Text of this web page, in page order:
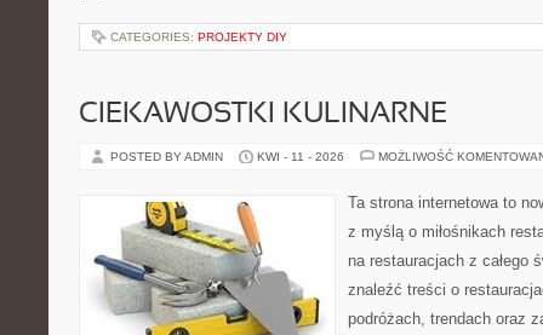
CATEGORIES: PROJEKTY DIY
CIEKAWOSTKI KULINARNE
POSTED BY ADMIN KWI - 11 - 2026 MOŻLIWOŚĆ
Ta strona internetowa to
z myślą o miłośnikach
na restauracjach z całego
znaleźć treści o
podróżach, trendach oraz